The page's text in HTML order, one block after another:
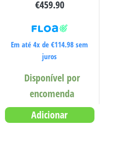
€459.90
Em até 4x de€114.98 sem
juros
Disponível por
encomenda
Adicionar